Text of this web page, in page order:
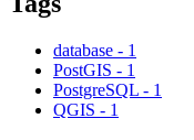
database - 1
PostGIS - 1
PostgreSQL - 1
QGIS - 1